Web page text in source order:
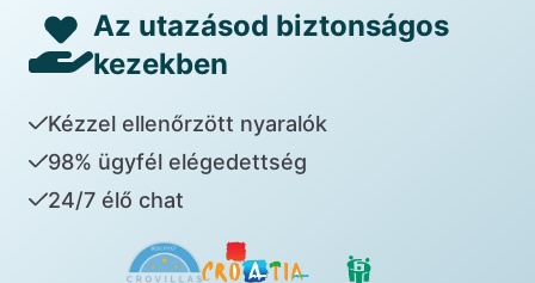
Az utazásod biztonságos
kezekben
Kézzel ellenőrzött nyaralók
98% ügyfél elégedettség
24/7 élő chat